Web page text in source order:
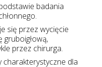
badania
się przez wycięcie
gruboigłową,
przez chirurga.
dla